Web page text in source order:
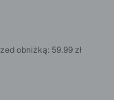
obniżką: 59.99 zł